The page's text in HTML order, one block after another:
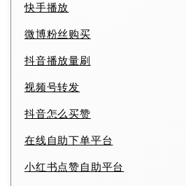
快手播放
微博粉丝购买
抖音播放量刷
视频号转发
抖音怎么买赞
在线自助下单平台
小红书点赞自助平台